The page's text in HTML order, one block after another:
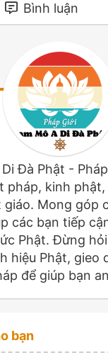
Bình luận
Đà Phật -
pháp, kinh phật,
giáo. Mong góp
các bạn tiếp
Phật. Đừng
hiệu Phật, gieo
để giúp bạn
bạn